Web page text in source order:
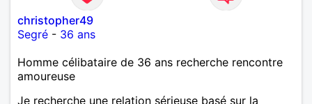
christopher49
Segré - 36 ans
Homme célibataire de 36 ans recherche rencontre
amoureuse
Je recherche une relation sérieuse basé sur la